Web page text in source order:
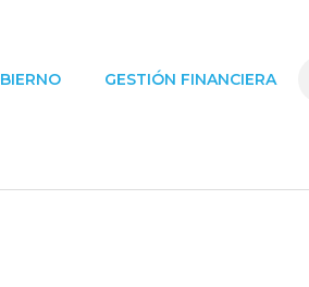
GESTIÓN FINANCIERA